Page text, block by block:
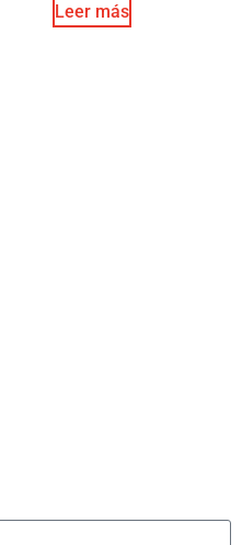
Leer más